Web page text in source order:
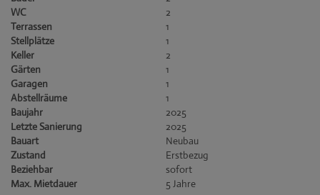
WC
2
Terrassen
1
Stellplätze
1
Keller
2
Gärten
1
Garagen
1
Abstellräume
1
Baujahr
2025
Letzte Sanierung
2025
Bauart
Neubau
Zustand
Erstbezug
Beziehbar
sofort
Max. Mietdauer
5 Jahre